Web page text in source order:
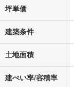
坪単価
建築条件
土地面積
建ぺい率/容積率